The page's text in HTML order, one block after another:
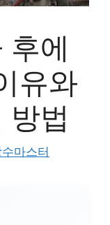
후에
유와
방법
마스터